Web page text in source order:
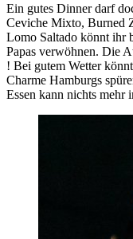
Ein gutes Dinner darf
Ceviche Mixto, Burned
Lomo Saltado könnt ihr
Papas verwöhnen. Die
! Bei gutem Wetter
Charme Hamburgs
Essen kann nichts mehr